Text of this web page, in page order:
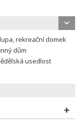
rekreační domek
dům
usedlost